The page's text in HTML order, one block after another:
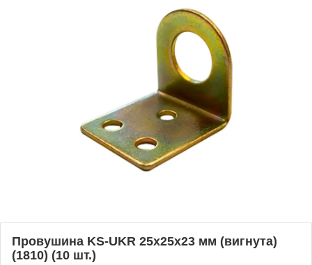
Провушина KS-UKR 25x25x23 мм (вигнута)
(1810) (10 шт.)